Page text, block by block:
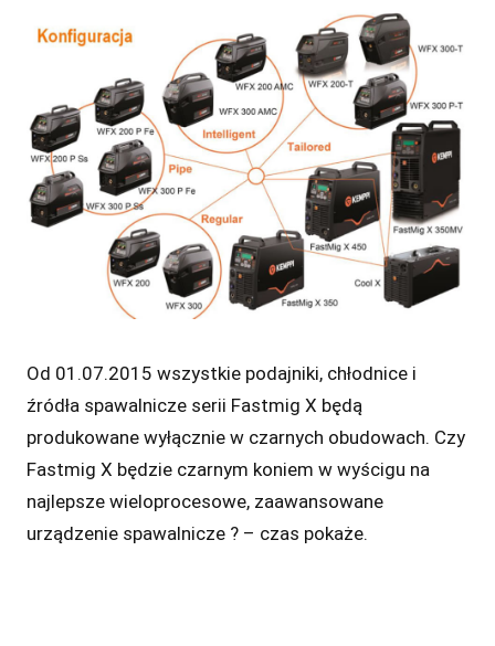
Od 01.07.2015 wszystkie podajniki, chłodnice i
źródła spawalnicze serii Fastmig X będą
produkowane wyłącznie w czarnych obudowach. Czy
Fastmig X będzie czarnym koniem w wyścigu na
najlepsze wieloprocesowe, zaawansowane
urządzenie spawalnicze ? – czas pokaże.